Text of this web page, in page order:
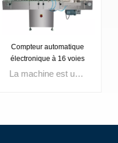
Compteur automatique
électronique à 16 voies
BA-DSL-16Pro, pourLa machine est un équipement de remplissage de capsules entièrement automatique à mouvement intermittent et à plaque perforée. Il adopte une conception d'optimisation combinant les caractéristiques de la médecine chinoise et les exigences des BPF, il présente les caractéristiques d'un mécanisme compact, d'un petit volume, d'un bruit plus faible, d'un dosage de remplissage précis, d'une fonction multifonction, d'un fonctionnement stable, etc. Il peut terminer le mouvement suivant en même temps. temps : alimentation des capsules, séparation des capsules, remplissage de poudre, rejet des capsules, verrouillage des capsules, décharge des capsules finies et nettoyage des modules, etc. Cette machine est conçue pour répondre au volume de production sur la base de la machine de remplissage automatique de capsules modèle NJP-8OO, elle augmente le mécanisme de levage facile à nettoyer. Cela permet d'économiser des coûts et de la main d'œuvre pour l'entreprise qui a besoin de produire en volume.